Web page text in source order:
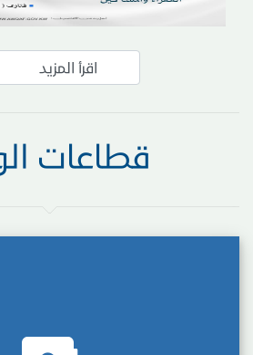
اقرأ المزيد
قطاعات